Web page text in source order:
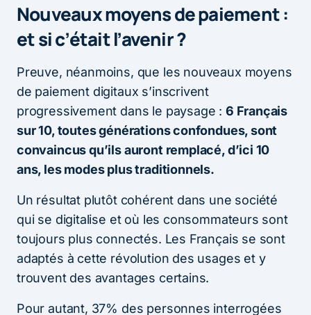
Nouveaux moyens de paiement :
et si c’était l’avenir ?
Preuve, néanmoins, que les nouveaux moyens
de paiement digitaux s’inscrivent
progressivement dans le paysage : 6 Français
sur 10, toutes générations confondues, sont
convaincus qu’ils auront remplacé, d’ici 10
ans, les modes plus traditionnels.
Un résultat plutôt cohérent dans une société
qui se digitalise et où les consommateurs sont
toujours plus connectés. Les Français se sont
adaptés à cette révolution des usages et y
trouvent des avantages certains.
Pour autant, 37% des personnes interrogées